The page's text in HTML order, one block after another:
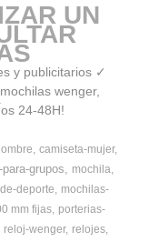
UN
y publicitarios ✓
wenger,
24-48H!
camiseta-mujer
grupos
mochila
deporte
mochilas-
mm fijas porterias-
reloj-wenger
relojes